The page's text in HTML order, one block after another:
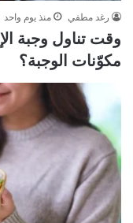
رغد مطفي منذ يوم واحد
وقت تناول وجبة
مكوّنات الوجبة؟